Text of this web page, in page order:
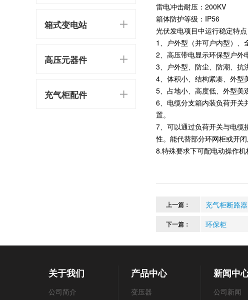
箱式变电站
高压元器件
充气柜配件
雷电冲击耐压：200KV
箱体防护等级：IP56
光伏发电项目中运行稳定特点
1、户外型（并可户内型）、
2、高压带电显示环保型户外
3、户外型、防尘、防潮、抗
4、体积小、结构紧凑、外型
5、占地小、高度低、外型美
6、电缆分支箱内装负荷开关
置。
7、可以通过负荷开关与电缆
性。能代替部分环网柜或开闭
8.特殊要求下可配电动操作
上一篇： 充气柜断路
下一篇： 环保柜
关于我们
公司简介
产品中心
变压器
新闻中
公司新闻